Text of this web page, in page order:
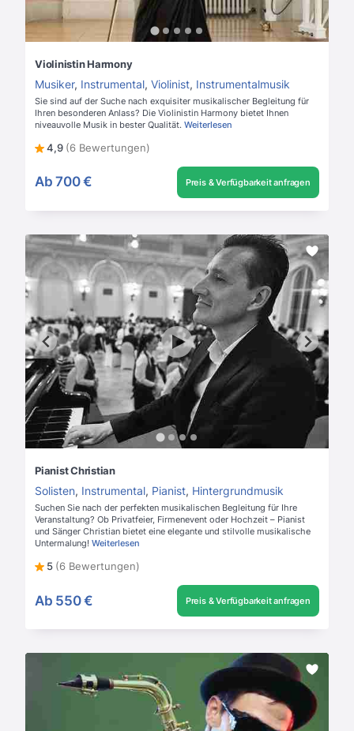
Violinistin Harmony
Musiker, Instrumental, Violinist, Instrumentalmusik
Sie sind auf der Suche nach exquisiter musikalischer Begleitung für
Ihren besonderen Anlass? Die Violinistin Harmony bietet Ihnen
niveauvolle Musik in bester Qualität. Weiterlesen
4,9 (6 Bewertungen)
Ab 700 € Preis & Verfügbarkeit anfragen
Pianist Christian
Solisten, Instrumental, Pianist, Hintergrundmusik
Suchen Sie nach der perfekten musikalischen Begleitung für Ihre
Veranstaltung? Ob Privatfeier, Firmenevent oder Hochzeit – Pianist
und Sänger Christian bietet eine elegante und stilvolle musikalische
Untermalung! Weiterlesen
5 (6 Bewertungen)
Ab 550 € Preis & Verfügbarkeit anfragen